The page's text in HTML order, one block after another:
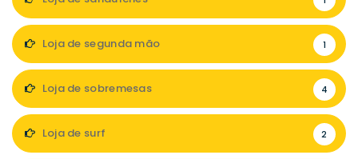
Loja de segunda mão 1
Loja de sobremesas 4
Loja de surf 2